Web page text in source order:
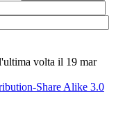
volta il 19 mar
Share Alike 3.0